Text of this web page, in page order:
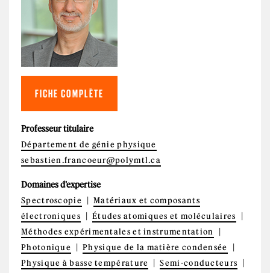
FICHE COMPLÈTE
Professeur titulaire
Département de génie physique
sebastien.francoeur@polymtl.ca
Domaines d'expertise
Spectroscopie
Matériaux et composants
électroniques
Études atomiques et moléculaires
Méthodes expérimentales et instrumentation
Photonique
Physique de la matière condensée
Physique à basse température
Semi-conducteurs